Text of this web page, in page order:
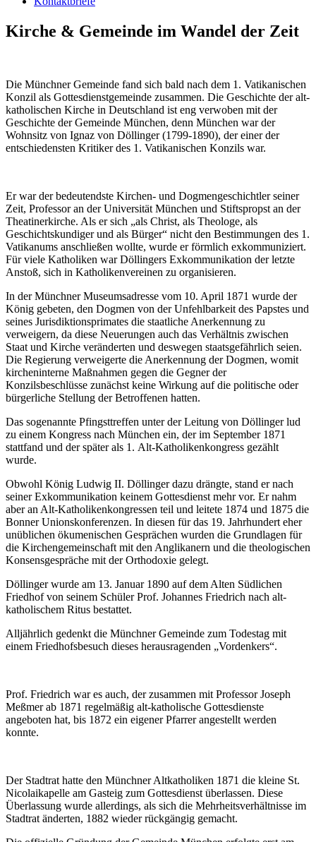
Kirche & Gemeinde im Wandel der Zeit
Die Münchner Gemeinde fand sich bald nach dem 1. Vatikanischen
Konzil als Gottesdienstgemeinde zusammen. Die Geschichte der alt-
katholischen Kirche in Deutschland ist eng verwoben mit der
Geschichte der Gemeinde München, denn München war der
Wohnsitz von Ignaz von Döllinger (1799-1890), der einer der
entschiedensten Kritiker des 1. Vatikanischen Konzils war.
Er war der bedeutendste Kirchen- und Dogmengeschichtler seiner
Zeit, Professor an der Universität München und Stiftspropst an der
Theatinerkirche. Als er sich „als Christ, als Theologe, als
Geschichtskundiger und als Bürger“ nicht den Bestimmungen des 1.
Vatikanums anschließen wollte, wurde er förmlich exkommuniziert.
Für viele Katholiken war Döllingers Exkommunikation der letzte
Anstoß, sich in Katholikenvereinen zu organisieren.
In der Münchner Museumsadresse vom 10. April 1871 wurde der
König gebeten, den Dogmen von der Unfehlbarkeit des Papstes und
seines Jurisdiktionsprimates die staatliche Anerkennung zu
verweigern, da diese Neuerungen auch das Verhältnis zwischen
Staat und Kirche veränderten und deswegen staatsgefährlich seien.
Die Regierung verweigerte die Anerkennung der Dogmen, womit
kircheninterne Maßnahmen gegen die Gegner der
Konzilsbeschlüsse zunächst keine Wirkung auf die politische oder
bürgerliche Stellung der Betroffenen hatten.
Das sogenannte Pfingsttreffen unter der Leitung von Döllinger lud
zu einem Kongress nach München ein, der im September 1871
stattfand und der später als 1. Alt-Katholikenkongress gezählt
wurde.
Obwohl König Ludwig II. Döllinger dazu drängte, stand er nach
seiner Exkommunikation keinem Gottesdienst mehr vor. Er nahm
aber an Alt-Katholikenkongressen teil und leitete 1874 und 1875 die
Bonner Unionskonferenzen. In diesen für das 19. Jahrhundert eher
unüblichen ökumenischen Gesprächen wurden die Grundlagen für
die Kirchengemeinschaft mit den Anglikanern und die theologischen
Konsensgespräche mit der Orthodoxie gelegt.
Döllinger wurde am 13. Januar 1890 auf dem Alten Südlichen
Friedhof von seinem Schüler Prof. Johannes Friedrich nach alt-
katholischem Ritus bestattet.
Alljährlich gedenkt die Münchner Gemeinde zum Todestag mit
einem Friedhofsbesuch dieses herausragenden „Vordenkers“.
Prof. Friedrich war es auch, der zusammen mit Professor Joseph
Meßmer ab 1871 regelmäßig alt-katholische Gottesdienste
angeboten hat, bis 1872 ein eigener Pfarrer angestellt werden
konnte.
Der Stadtrat hatte den Münchner Altkatholiken 1871 die kleine St.
Nicolaikapelle am Gasteig zum Gottesdienst überlassen. Diese
Überlassung wurde allerdings, als sich die Mehrheitsverhältnisse im
Stadtrat änderten, 1882 wieder rückgängig gemacht.